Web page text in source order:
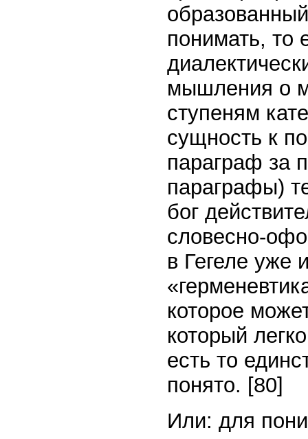
понимать, то
мышления о
ступеням
сущность к
параграф за
параграфы)
бог
словесно-
в Гегеле уже
которое
который
есть то
понято. [80]
Или: для